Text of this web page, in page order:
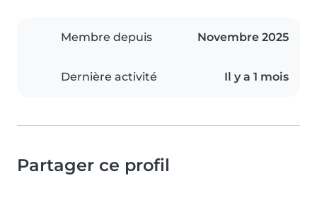
Membre depuis Novembre 2025
Dernière activité Il y a 1 mois
Partager ce profil